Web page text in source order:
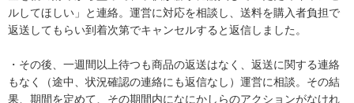
ルしてほしい」と連絡。運営に対応を相談し、送料を購入者負担で
返送してもらい到着次第でキャンセルすると返信しました。
・その後、一週間以上待つも商品の返送はなく、返送に関する連絡
もなく（途中、状況確認の連絡にも返信なし）運営に相談。その結
果、期間を定めて、その期間内になにかしらのアクションがなけれ